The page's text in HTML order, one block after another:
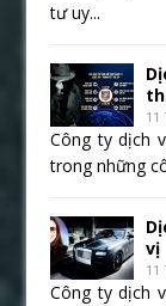
tư uy...
11
Công ty dịch
trong những
vị
11
Công ty dịch